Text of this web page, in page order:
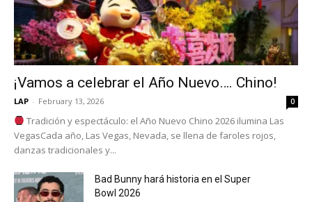
¡Vamos a celebrar el Año Nuevo…. Chino!
LAP - February 13, 2026 0
Tradición y espectáculo: el Año Nuevo Chino 2026 ilumina Las
VegasCada año, Las Vegas, Nevada, se llena de faroles rojos,
danzas tradicionales y...
Bad Bunny hará historia en el Super
Bowl 2026